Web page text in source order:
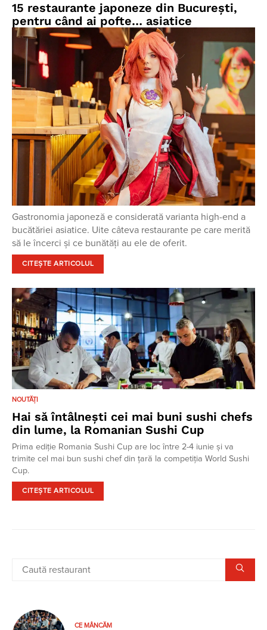
15 restaurante japoneze din București,
pentru când ai pofte… asiatice
Gastronomia japoneză e considerată varianta high-end a
bucătăriei asiatice. Uite câteva restaurante pe care merită
să le încerci și ce bunătăți au ele de oferit.
CITEȘTE ARTICOLUL
NOUTĂȚI
Hai să întâlnești cei mai buni sushi chefs
din lume, la Romanian Sushi Cup
Prima ediție Romania Sushi Cup are loc între 2-4 iunie și va
trimite cel mai bun sushi chef din țară la competiția World Sushi
Cup.
CITEȘTE ARTICOLUL
CE MÂNCĂM